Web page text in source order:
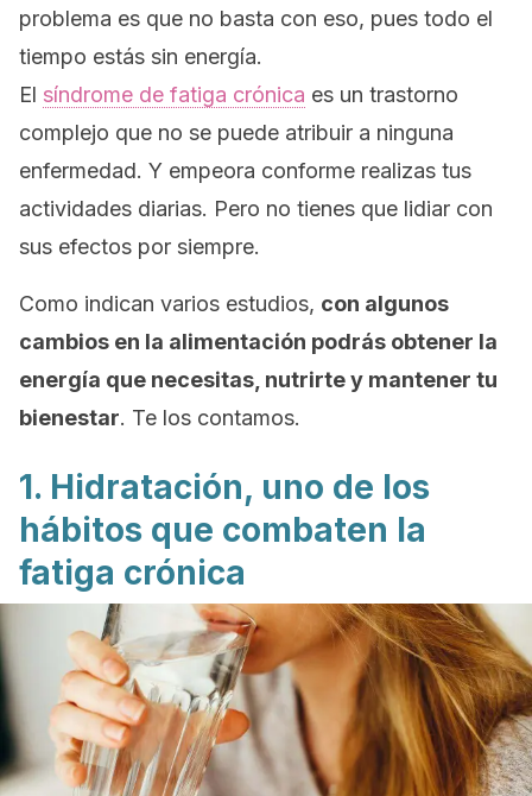
problema es que no basta con eso, pues todo el
tiempo estás sin energía.
El síndrome de fatiga crónica es un trastorno
complejo que no se puede atribuir a ninguna
enfermedad. Y empeora conforme realizas tus
actividades diarias. Pero no tienes que lidiar con
sus efectos por siempre.
Como indican varios estudios, con algunos
cambios en la alimentación podrás obtener la
energía que necesitas, nutrirte y mantener tu
bienestar. Te los contamos.
1. Hidratación, uno de los
hábitos que combaten la
fatiga crónica